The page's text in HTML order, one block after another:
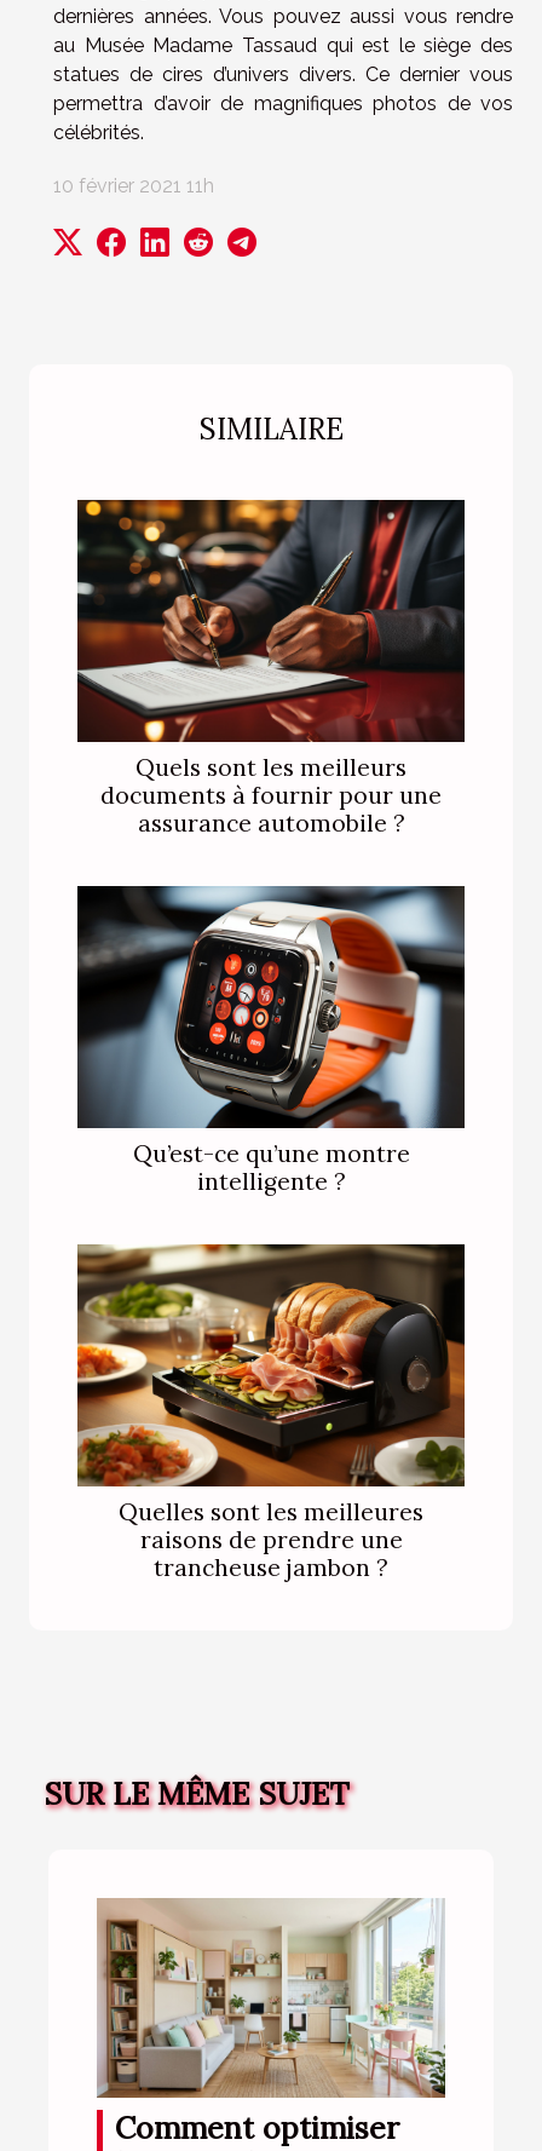
SIMILAIRE
Quels sont les meilleurs
documents à fournir pour une
assurance automobile ?
Qu’est-ce qu’une montre
intelligente ?
Quelles sont les meilleures
raisons de prendre une
trancheuse jambon ?
dernières années. Vous pouvez aussi vous rendre
au Musée Madame Tassaud qui est le siège des
statues de cires d’univers divers. Ce dernier vous
permettra d’avoir de magnifiques photos de vos
célébrités.
10 février 2021 11h
SUR LE MÊME SUJET
Comment optimiser